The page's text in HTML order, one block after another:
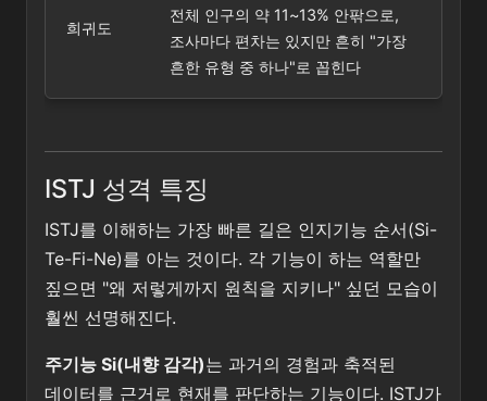
희귀도
전체 인구의 약 11~13% 안팎으로,
조사마다 편차는 있지만 흔히 "가장
흔한 유형 중 하나"로 꼽힌다
ISTJ 성격 특징
ISTJ를 이해하는 가장 빠른 길은 인지기능 순서(Si-
Te-Fi-Ne)를 아는 것이다. 각 기능이 하는 역할만
짚으면 "왜 저렇게까지 원칙을 지키나" 싶던 모습이
훨씬 선명해진다.
주기능 Si(내향 감각)는 과거의 경험과 축적된
데이터를 근거로 현재를 판단하는 기능이다. ISTJ가